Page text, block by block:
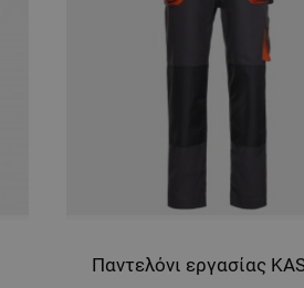
Παντελόνι εργασίας